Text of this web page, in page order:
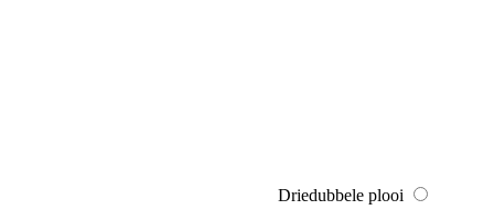
Driedubbele plooi